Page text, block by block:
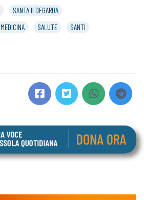
SANTA ILDEGARDA
MEDICINA SALUTE SANTI